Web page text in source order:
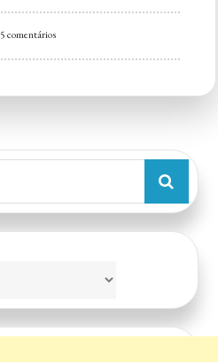
5 comentáriosem
Café
(Corner